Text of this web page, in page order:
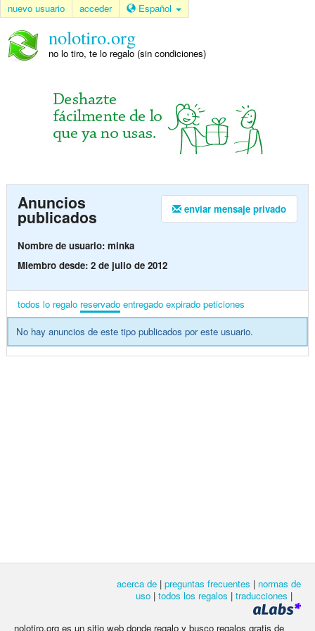
nuevo usuario acceder Español
nolotiro.org
no lo tiro, te lo regalo (sin condiciones)
enviar mensaje privado
Anuncios
publicados
Nombre de usuario: minka
Miembro desde: 2 de julio de 2012
todos lo regalo reservado entregado expirado peticiones
No hay anuncios de este tipo publicados por este usuario.
acerca de | preguntas frecuentes | normas de
uso | todos los regalos | traducciones |
nolotiro.org es un sitio web donde regalo y busco regalos gratis de